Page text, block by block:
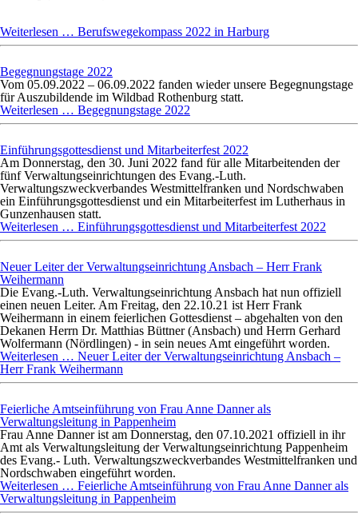
Weiterlesen … Berufswegekompass 2022 in Harburg
Begegnungstage 2022
Vom 05.09.2022 – 06.09.2022 fanden wieder unsere Begegnungstage
für Auszubildende im Wildbad Rothenburg statt.
Weiterlesen … Begegnungstage 2022
Einführungsgottesdienst und Mitarbeiterfest 2022
Am Donnerstag, den 30. Juni 2022 fand für alle Mitarbeitenden der
fünf Verwaltungseinrichtungen des Evang.-Luth.
Verwaltungszweckverbandes Westmittelfranken und Nordschwaben
ein Einführungsgottesdienst und ein Mitarbeiterfest im Lutherhaus in
Gunzenhausen statt.
Weiterlesen … Einführungsgottesdienst und Mitarbeiterfest 2022
Neuer Leiter der Verwaltungseinrichtung Ansbach – Herr Frank
Weihermann
Die Evang.-Luth. Verwaltungseinrichtung Ansbach hat nun offiziell
einen neuen Leiter. Am Freitag, den 22.10.21 ist Herr Frank
Weihermann in einem feierlichen Gottesdienst – abgehalten von den
Dekanen Herrn Dr. Matthias Büttner (Ansbach) und Herrn Gerhard
Wolfermann (Nördlingen) - in sein neues Amt eingeführt worden.
Weiterlesen … Neuer Leiter der Verwaltungseinrichtung Ansbach –
Herr Frank Weihermann
Feierliche Amtseinführung von Frau Anne Danner als
Verwaltungsleitung in Pappenheim
Frau Anne Danner ist am Donnerstag, den 07.10.2021 offiziell in ihr
Amt als Verwaltungsleitung der Verwaltungseinrichtung Pappenheim
des Evang.- Luth. Verwaltungszweckverbandes Westmittelfranken und
Nordschwaben eingeführt worden.
Weiterlesen … Feierliche Amtseinführung von Frau Anne Danner als
Verwaltungsleitung in Pappenheim